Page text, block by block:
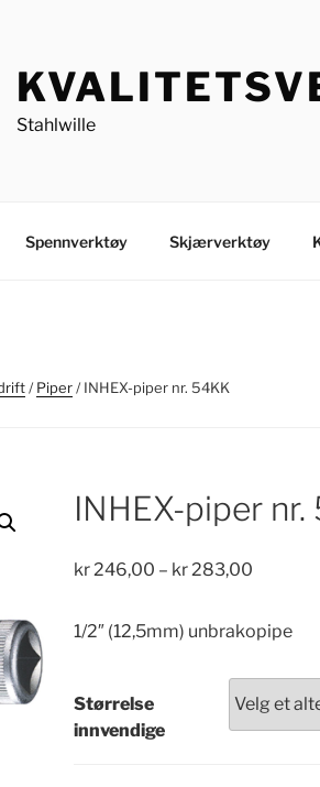
Stahlwille
Spennverktøy Skjærverktøy
/Piper/ INHEX-piper nr. 54KK
INHEX-piper nr.
kr246,00 – kr283,00Price
kr
through
kr
1/2″ (12,5mm) unbrakopipe
Størrelse
innvendige